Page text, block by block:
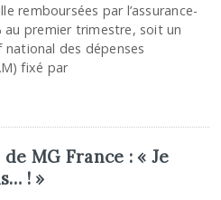
remboursées par l’assurance-
premier trimestre, soit un
national des dépenses
fixé par
MG France : « Je
! »